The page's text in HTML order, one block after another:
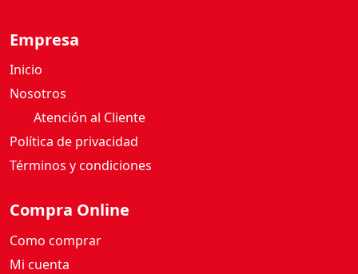
Empresa
Inicio
Nosotros
Atención al Cliente
Política de privacidad
Términos y condiciones
Compra Online
Como comprar
Mi cuenta